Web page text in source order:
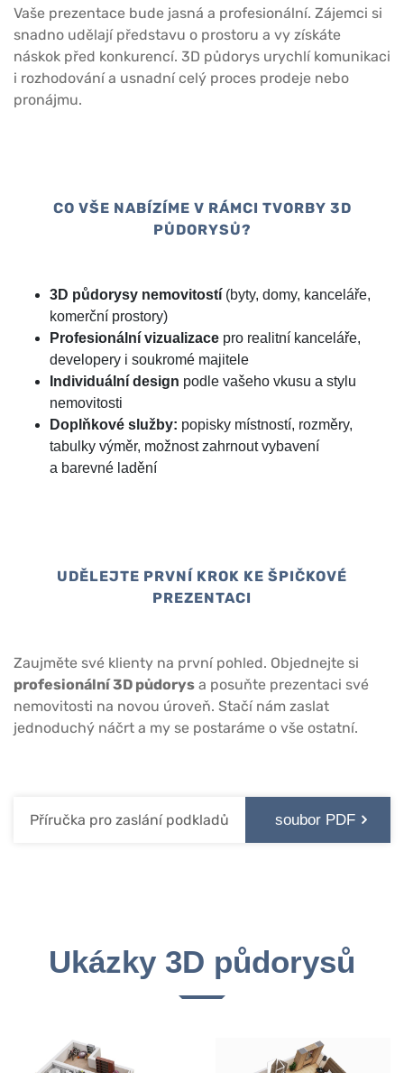
Vaše prezentace bude jasná a profesionální. Zájemci si
snadno udělají představu o prostoru a vy získáte
náskok před konkurencí. 3D půdorys urychlí komunikaci
i rozhodování a usnadní celý proces prodeje nebo
pronájmu.
CO VŠE NABÍZÍME V RÁMCI TVORBY 3D
PŮDORYSŮ?
3D půdorysy nemovitostí (byty, domy, kanceláře,
komerční prostory)
Profesionální vizualizace pro realitní kanceláře,
developery i soukromé majitele
Individuální design podle vašeho vkusu a stylu
nemovitosti
Doplňkové služby: popisky místností, rozměry,
tabulky výměr, možnost zahrnout vybavení
a barevné ladění
UDĚLEJTE PRVNÍ KROK KE ŠPIČKOVÉ
PREZENTACI
Zaujměte své klienty na první pohled. Objednejte si
profesionální 3D půdorys a posuňte prezentaci své
nemovitosti na novou úroveň. Stačí nám zaslat
jednoduchý náčrt a my se postaráme o vše ostatní.
soubor PDF
Příručka pro zaslání podkladů
Ukázky 3D půdorysů